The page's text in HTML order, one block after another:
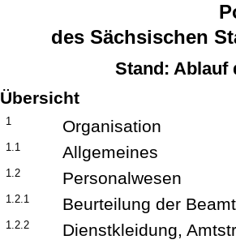
des Sächsischen
Stand: Ablauf
Übersicht
1 Organisation
1.1 Allgemeines
1.2 Personalwesen
1.2.1 Beurteilung der
1.2.2 Dienstkleidung,